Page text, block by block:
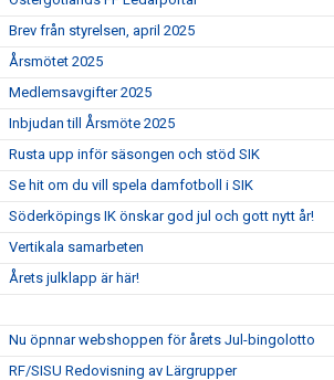
Brev från styrelsen, april 2025
Årsmötet 2025
Medlemsavgifter 2025
Inbjudan till Årsmöte 2025
Rusta upp inför säsongen och stöd SIK
Se hit om du vill spela damfotboll i SIK
Söderköpings IK önskar god jul och gott nytt år!
Vertikala samarbeten
Årets julklapp är här!
Nu öpnnar webshoppen för årets Jul-bingolotto
RF/SISU Redovisning av Lärgrupper